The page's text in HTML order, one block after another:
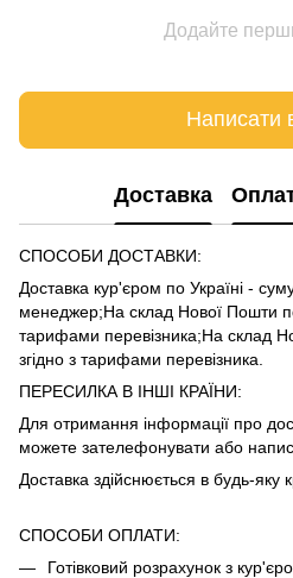
Додайте
Написати
Доставка
СПОСОБИ ДОСТАВКИ:
Доставка кур'єром по Україні -
менеджер;На склад Нової Пошти
тарифами перевізника;На склад
згідно з тарифами перевізника
ПЕРЕСИЛКА В ІНШІ КРАЇНИ:
Для отримання інформації про
можете зателефонувати або
Доставка здійснюється в будь-яку
СПОСОБИ ОПЛАТИ:
Готівковий розрахунок з